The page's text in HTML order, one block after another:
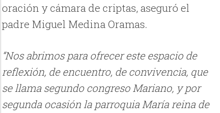
oración y cámara de criptas, aseguró el
padre Miguel Medina Oramas.
“Nos abrimos para ofrecer este espacio de
reflexión, de encuentro, de convivencia, que
se llama segundo congreso Mariano, y por
segunda ocasión la parroquia María reina de